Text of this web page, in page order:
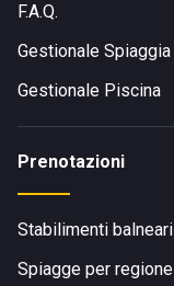
F.A.Q.
Gestionale Spiaggia
Gestionale Piscina
Prenotazioni
Stabilimenti balneari
Spiagge per regione